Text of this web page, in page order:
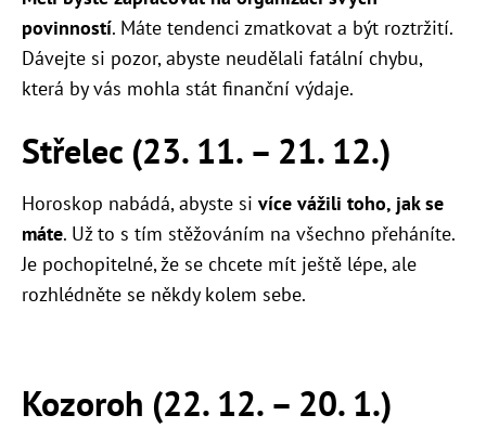
povinností. Máte tendenci zmatkovat a být roztržití.
Dávejte si pozor, abyste neudělali fatální chybu,
která by vás mohla stát finanční výdaje.
Střelec (23. 11. – 21. 12.)
Horoskop nabádá, abyste si více vážili toho, jak se
máte. Už to s tím stěžováním na všechno přeháníte.
Je pochopitelné, že se chcete mít ještě lépe, ale
rozhlédněte se někdy kolem sebe.
Kozoroh (22. 12. – 20. 1.)